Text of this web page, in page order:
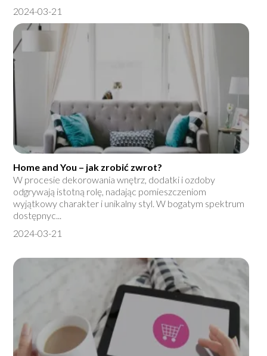
2024-03-21
Home and You – jak zrobić zwrot?
W procesie dekorowania wnętrz, dodatki i ozdoby
odgrywają istotną rolę, nadając pomieszczeniom
wyjątkowy charakter i unikalny styl. W bogatym spektrum
dostępnyc...
2024-03-21